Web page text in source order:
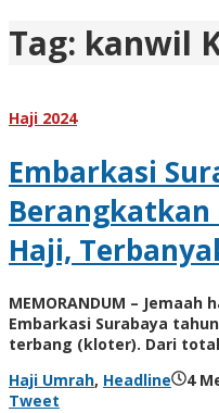
Tag: kanwil
Haji 2024
Embarkasi
Berangkatkan
Haji,
MEMORANDUM –
Embarkasi Surabaya
terbang (kloter). Dari
Haji Umrah, Headline 4
Tweet